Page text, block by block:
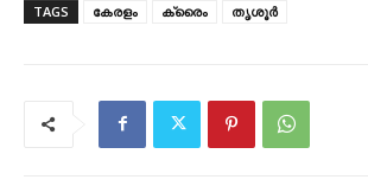
TAGS കേരളം ക്രൈം തൃശൂർ